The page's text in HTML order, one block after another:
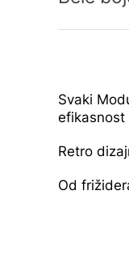
Svaki
efikasnost
Retro
Od